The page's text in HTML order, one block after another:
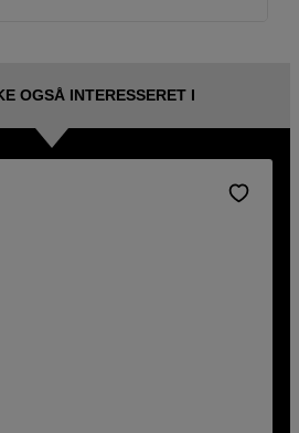
OGSÅ INTERESSERET I